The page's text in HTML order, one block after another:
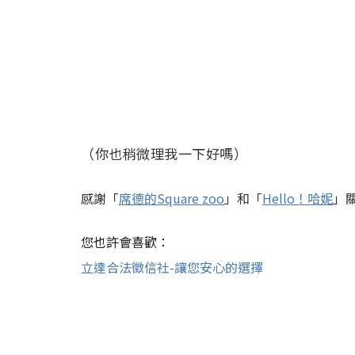
（你也稍微理我一下好嗎）
感謝「席德的Square zoo 」和「Hello！哈妮」
您也許會喜歡：
立達合法徵信社-讓您安心的選擇